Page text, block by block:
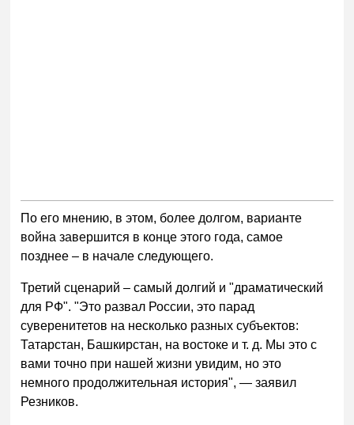
По его мнению, в этом, более долгом, варианте
война завершится в конце этого года, самое
позднее – в начале следующего.
Третий сценарий – самый долгий и "драматический
для РФ". "Это развал России, это парад
суверенитетов на несколько разных субъектов:
Татарстан, Башкирстан, на востоке и т. д. Мы это с
вами точно при нашей жизни увидим, но это
немного продолжительная история", — заявил
Резников.